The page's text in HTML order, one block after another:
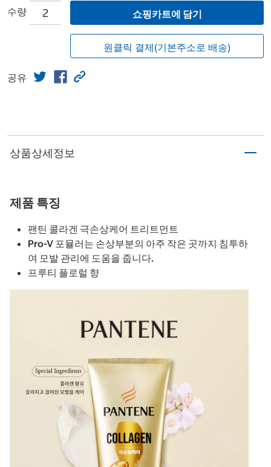
수량 쇼핑카트에 담기
원클릭 결제(기본주소로 배송)
공유
상품상세정보
제품 특징
팬틴 콜라겐 극손상케어 트리트먼트
Pro-V 포뮬러는 손상부분의 아주 작은 곳까지 침투하
여 모발 관리에 도움을 줍니다.
프루티 플로럴 향